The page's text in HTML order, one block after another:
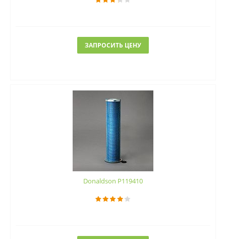
ЗАПРОСИТЬ ЦЕНУ
Donaldson P119410